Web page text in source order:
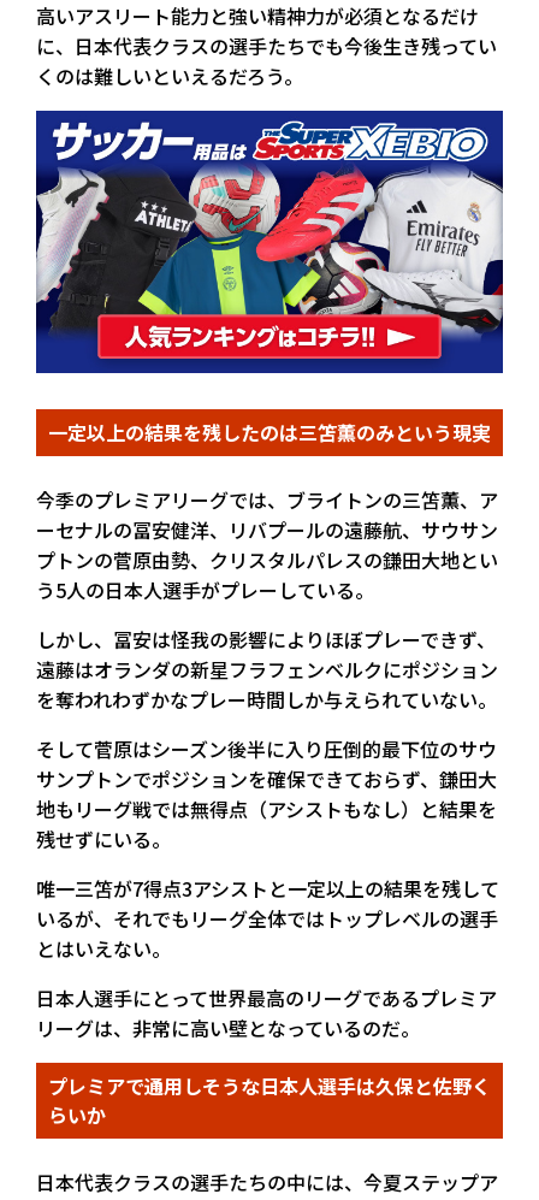
高いアスリート能力と強い精神力が必須となるだけ
に、日本代表クラスの選手たちでも今後生き残ってい
くのは難しいといえるだろう。
一定以上の結果を残したのは三笘薫のみという現実
今季のプレミアリーグでは、ブライトンの三笘薫、ア
ーセナルの冨安健洋、リバプールの遠藤航、サウサン
プトンの菅原由勢、クリスタルパレスの鎌田大地とい
う5人の日本人選手がプレーしている。
しかし、冨安は怪我の影響によりほぼプレーできず、
遠藤はオランダの新星フラフェンベルクにポジション
を奪われわずかなプレー時間しか与えられていない。
そして菅原はシーズン後半に入り圧倒的最下位のサウ
サンプトンでポジションを確保できておらず、鎌田大
地もリーグ戦では無得点（アシストもなし）と結果を
残せずにいる。
唯一三笘が7得点3アシストと一定以上の結果を残して
いるが、それでもリーグ全体ではトップレベルの選手
とはいえない。
日本人選手にとって世界最高のリーグであるプレミア
リーグは、非常に高い壁となっているのだ。
プレミアで通用しそうな日本人選手は久保と佐野く
らいか
日本代表クラスの選手たちの中には、今夏ステップア